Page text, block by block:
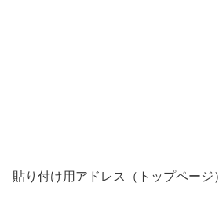
貼り付け用アドレス（トップページ）